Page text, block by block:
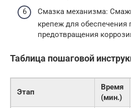
Смазка механизма:
крепеж для обеспечения
предотвращения
Таблица пошаговой
Этап
Время
(мин.)